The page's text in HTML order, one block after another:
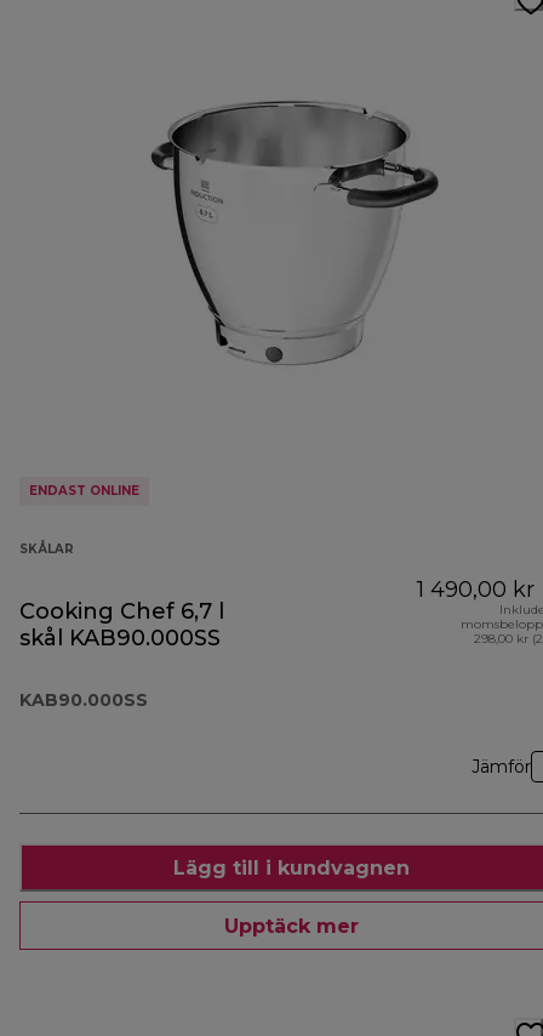
ENDAST ONLINE
SKÅLAR
Cooking Chef 6,7 l
skål KAB90.000SS
KAB90.000SS
1 490,00 kr
298,00 kr
Jämför
Lägg till i kundvagnen
Upptäck mer